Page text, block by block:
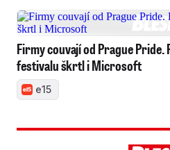
Firmy couvají od Prague
festivalu škrtl i Microsoft
e15